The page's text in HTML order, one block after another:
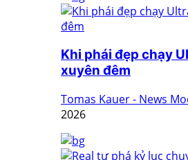
Khi phái đẹp chạy
xuyên đêm
Tomas Kauer - News
2026